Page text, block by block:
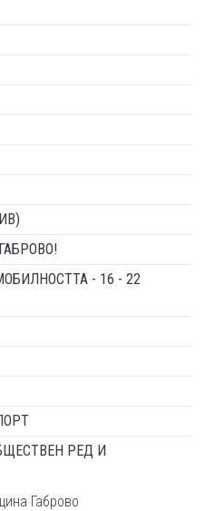
- 16 - 22
РЕД И
Габрово